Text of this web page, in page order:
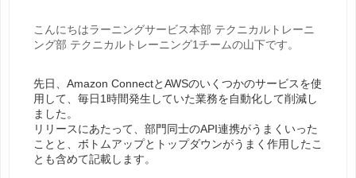
こんにちはラーニングサービス本部 テクニカルトレーニ
ング部 テクニカルトレーニング1チームの山下です。
先日、Amazon ConnectとAWSのいくつかのサービスを使
用して、毎日1時間発生していた業務を自動化して削減し
ました。
リリースにあたって、部門同士のAPI連携がうまくいった
ことと、ボトムアップとトップダウンがうまく作用したこ
とも含めて記載します。